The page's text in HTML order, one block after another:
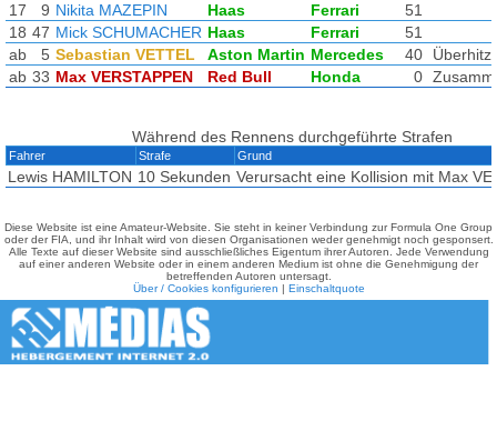
17
9 Nikita MAZEPIN Haas Ferrari
51
18 47 Mick SCHUMACHER Haas Ferrari
51
ab
5 Sebastian VETTEL Aston Martin Mercedes 40
ab 33 Max VERSTAPPEN Red Bull Honda 0
Während des Rennens durchgeführte Strafen
Fahrer Strafe Grund
Lewis HAMILTON 10 Sekunden Verursacht eine Kollision mit Max
Diese Website ist eine Amateur-Website. Sie steht in keiner Verbindung zur Formula One Group
oder der FIA, und ihr Inhalt wird von diesen Organisationen weder genehmigt noch gesponsert.
Alle Texte auf dieser Website sind ausschließliches Eigentum ihrer Autoren. Jede Verwendung
auf einer anderen Website oder in einem anderen Medium ist ohne die Genehmigung der
betreffenden Autoren untersagt.
Über / Cookies konfigurieren | Einschaltquote